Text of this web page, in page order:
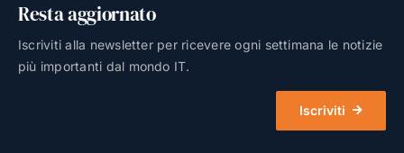
Resta aggiornato
Iscriviti alla newsletter per ricevere ogni settimana le notizie
più importanti dal mondo IT.
Iscriviti